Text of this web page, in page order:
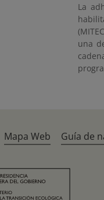
La
una
Mapa Web Guía de